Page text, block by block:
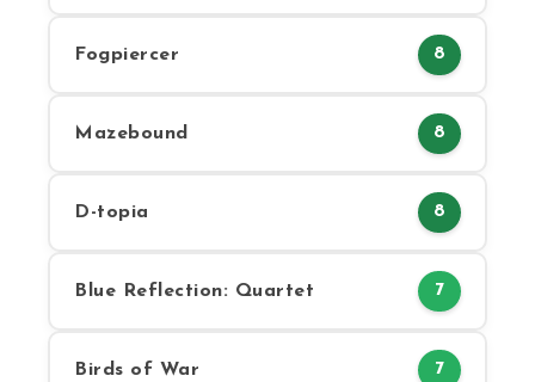
Fogpiercer 8
Mazebound 8
D-topia 8
Blue Reflection: Quartet 7
Birds of War 7